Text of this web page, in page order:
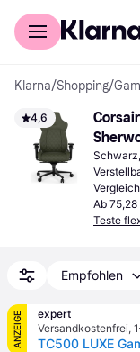
Für Shopper
Klarna/Shopping/
4,6
Ab 75,28
Teste
Empfohlen
ANZEIGE
expert
Versandkostenfrei,